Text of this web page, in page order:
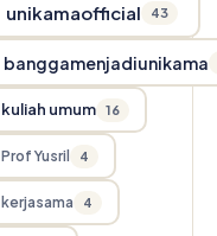
unikamaofficial 43
banggamenjadiunikama
kuliah umum 16
Prof Yusril 4
kerjasama 4